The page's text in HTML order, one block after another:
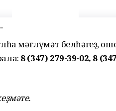
мәғлүмәт белһәгеҙ,
8 (347) 279-39-02, 8